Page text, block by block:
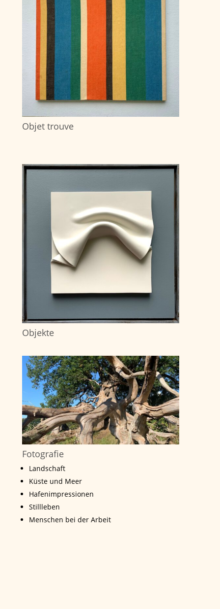
Objet trouve
Objekte
Fotografie
Landschaft
Küste und Meer
Hafenimpressionen
Stillleben
Menschen bei der Arbeit